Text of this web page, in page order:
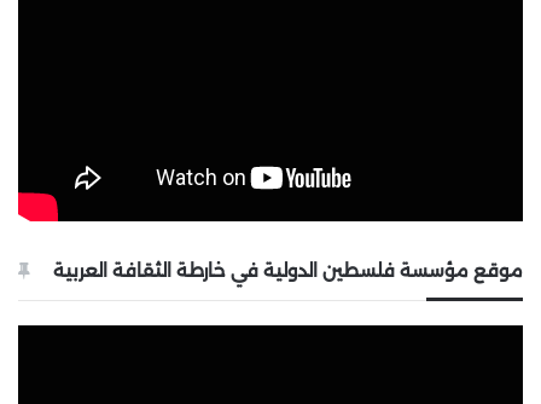
موقع مؤسسة فلسطين الدولية في خارطة الثقافة العربية